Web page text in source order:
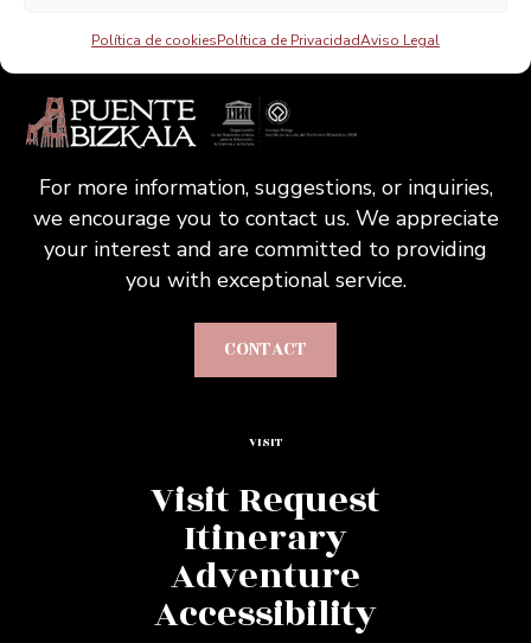
Política de cookiesPolítica de PrivacidadAviso Legal
For more information, suggestions, or inquiries,
we encourage you to contact us. We appreciate
your interest and are committed to providing
you with exceptional service.
CONTACT
VISIT
Visit Request
Itinerary
Adventure
Accessibility